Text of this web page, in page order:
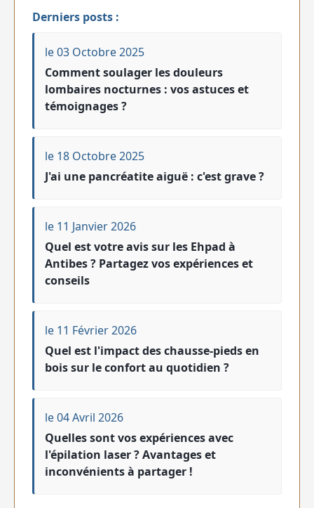
Derniers posts :
le 03 Octobre 2025
Comment soulager les douleurs
lombaires nocturnes : vos astuces et
témoignages ?
le 18 Octobre 2025
J'ai une pancréatite aiguë : c'est grave ?
le 11 Janvier 2026
Quel est votre avis sur les Ehpad à
Antibes ? Partagez vos expériences et
conseils
le 11 Février 2026
Quel est l'impact des chausse-pieds en
bois sur le confort au quotidien ?
le 04 Avril 2026
Quelles sont vos expériences avec
l'épilation laser ? Avantages et
inconvénients à partager !